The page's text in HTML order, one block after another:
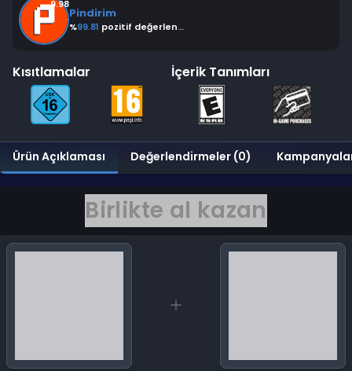
9.98
Pindirim
%99.81 pozitif değerlendirme
Kısıtlamalar İçerik Tanımları
Ürün Açıklaması Değerlendirmeler (0)
Birlikte al kazan